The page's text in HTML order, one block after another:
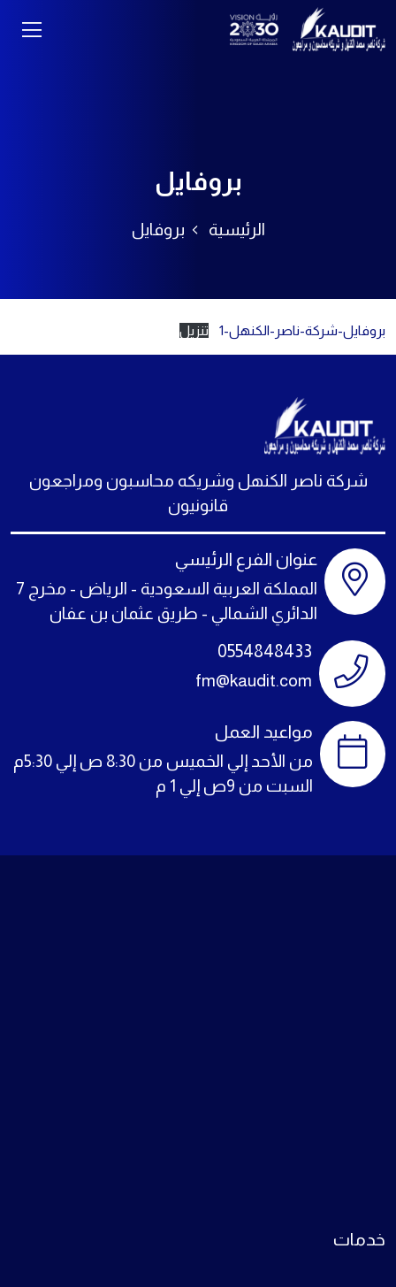
بروفايل
الرئيسية بروفايل
بروفايل-شركة-ناصر-الكنهل-1 تنزيل
شركة ناصر الكنهل وشريكه محاسبون ومراجعون
قانونيون
عنوان الفرع الرئيسي
المملكة العربية السعودية - الرياض - مخرج 7
الدائري الشمالي - طريق عثمان بن عفان
0554848433
fm@kaudit.com
مواعيد العمل
من الأحد إلي الخميس من 8:30 ص إلي 5:30م
السبت من 9ص إلي 1 م
خدمات